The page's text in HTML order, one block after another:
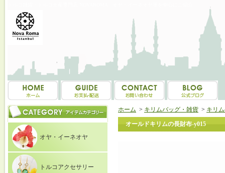
オヤ・イーネオヤ
トルコアクセサリー
ホーム > キリムバッグ・雑貨 > キリ
オールドキリムの長財布‐y015